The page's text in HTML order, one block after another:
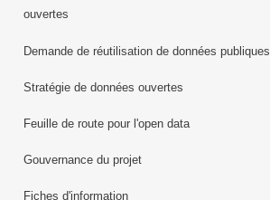
ouvertes
Demande de réutilisation de données publiques
Stratégie de données ouvertes
Feuille de route pour l'open data
Gouvernance du projet
Fiches d'information